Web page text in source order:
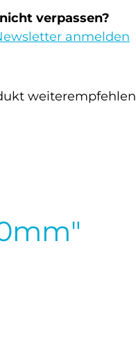
verpassen?
anmelden